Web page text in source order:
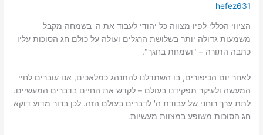
hefez631
הציווי הכללי לפיו מצווה כל יהודי לעבוד את ה' בשמחה מקבל
משמעות גדולה יותר בשלושת הרגלים ועולה על כולם חג הסוכות עליו
כתבה התורה – "ושמחת בחגך".
לאחר יום הכיפורים, בו השתדלנו להתנהג כמלאכים, אנו עוברים לחיי
המעשה ולעיקר תפקידנו בעולם – לקדש את החיים בדברים המעשיים.
לתת ערך רוחני של עבודת ה' לדברים בעולם הזה. לכן ברור מדוע דוקא
חג הסוכות משופע במצוות מעשיות.